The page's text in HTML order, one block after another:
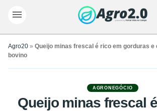
Agro20 » Queijo minas frescal é rico em gorduras e
bovino
AGRONEGÓCIO
Queijo minas frescal